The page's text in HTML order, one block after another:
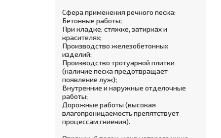
Сфера применения речного песка:
Бетонные работы;
При кладке, стяжке, затирках и
красителях;
Производство железобетонных
изделий;
Производство тротуарной плитки
(наличие песка предотвращает
появление луж);
Внутренние и наружные отделочные
работы;
Дорожные работы (высокая
влагопроницаемость препятствует
процессам гниения).